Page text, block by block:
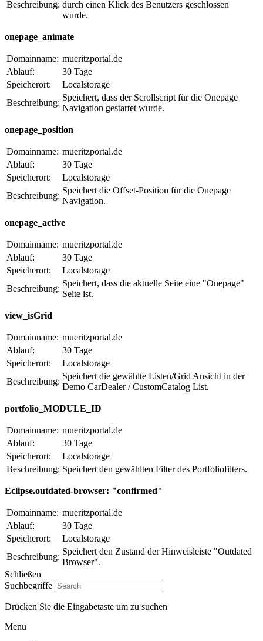
Beschreibung: durch einen Klick des Benutzers geschlossen
wurde.
onepage_animate
Domainname: mueritzportal.de
Ablauf:
30 Tage
Speicherort:
Localstorage
Beschreibung:
Speichert, dass der Scrollscript für die Onepage
Navigation gestartet wurde.
onepage_position
Domainname: mueritzportal.de
Ablauf:
30 Tage
Speicherort:
Localstorage
Beschreibung:
Speichert die Offset-Position für die Onepage
Navigation.
onepage_active
Domainname: mueritzportal.de
Ablauf:
30 Tage
Speicherort:
Localstorage
Beschreibung:
Speichert, dass die aktuelle Seite eine "Onepage"
Seite ist.
view_isGrid
Domainname: mueritzportal.de
Ablauf:
30 Tage
Speicherort:
Localstorage
Beschreibung:
Speichert die gewählte Listen/Grid Ansicht in der
Demo CarDealer / CustomCatalog List.
portfolio_MODULE_ID
Domainname: mueritzportal.de
Ablauf:
30 Tage
Speicherort:
Localstorage
Beschreibung: Speichert den gewählten Filter des Portfoliofilters.
Eclipse.outdated-browser: "confirmed"
Domainname: mueritzportal.de
Ablauf:
30 Tage
Speicherort:
Localstorage
Beschreibung:
Speichert den Zustand der Hinweisleiste "Outdated
Browser".
Schließen
Suchbegriffe
Drücken Sie die Eingabetaste um zu suchen
Menu